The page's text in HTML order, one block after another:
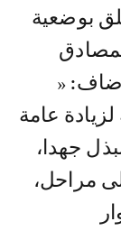
بوضعية
». وأضاف: «
عامة
جهدا،
مراحل،